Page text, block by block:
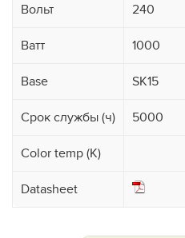
Вольт 240
Ватт 1000
Base SK15
Срок службы (ч) 5000
Color temp (K)
Datasheet